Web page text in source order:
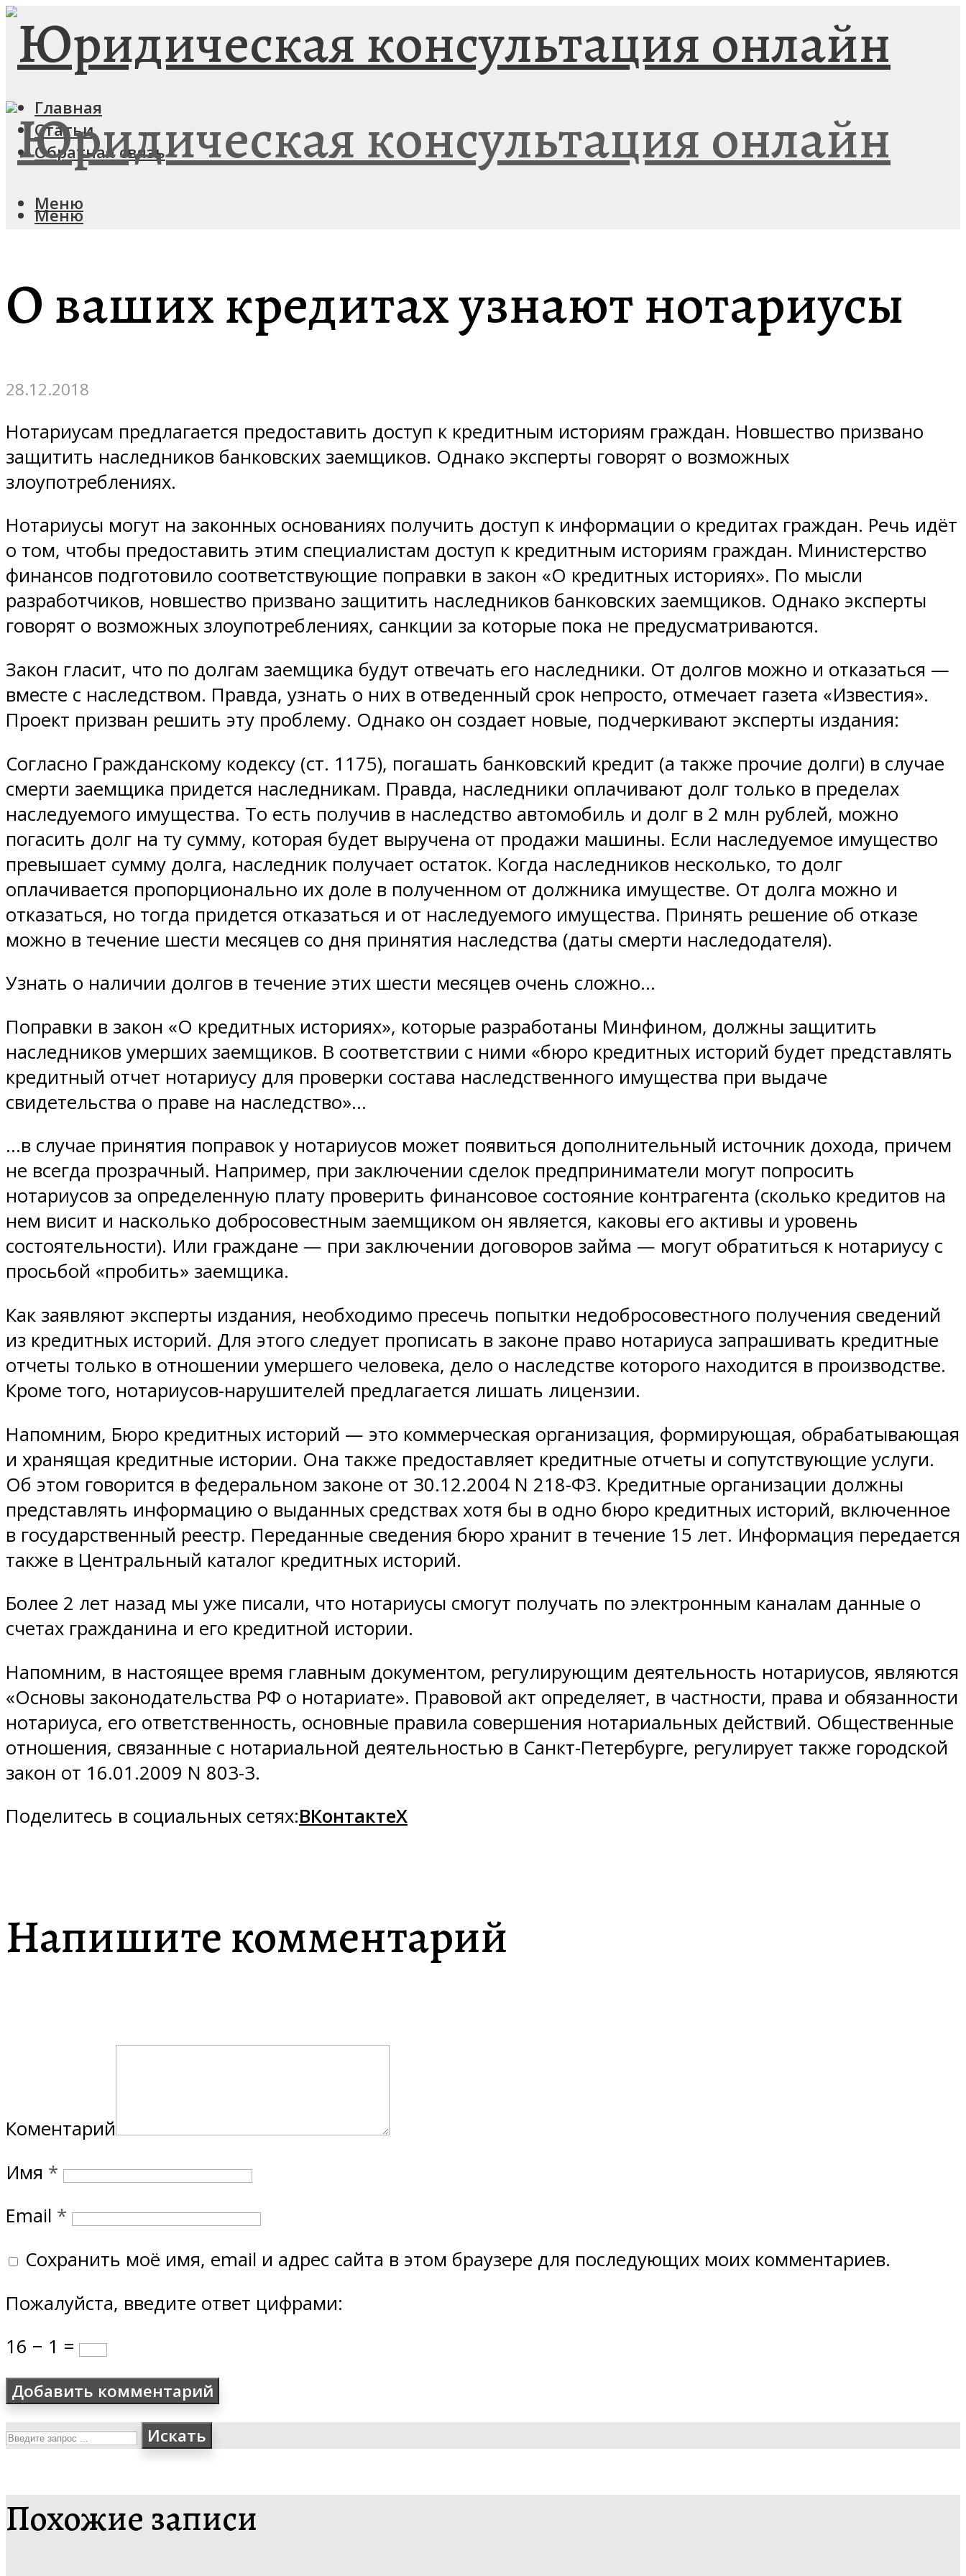
Главная
Статьи
Обратная связь
Меню
Меню
О ваших кредитах узнают нотариусы
28.12.2018
Нотариусам предлагается предоставить доступ к кредитным историям граждан. Новшество призвано
защитить наследников банковских заемщиков. Однако эксперты говорят о возможных
злоупотреблениях.
Нотариусы могут на законных основаниях получить доступ к информации о кредитах граждан. Речь идёт
о том, чтобы предоставить этим специалистам доступ к кредитным историям граждан. Министерство
финансов подготовило соответствующие поправки в закон «О кредитных историях». По мысли
разработчиков, новшество призвано защитить наследников банковских заемщиков. Однако эксперты
говорят о возможных злоупотреблениях, санкции за которые пока не предусматриваются.
Закон гласит, что по долгам заемщика будут отвечать его наследники. От долгов можно и отказаться —
вместе с наследством. Правда, узнать о них в отведенный срок непросто, отмечает газета «Известия».
Проект призван решить эту проблему. Однако он создает новые, подчеркивают эксперты издания:
Согласно Гражданскому кодексу (ст. 1175), погашать банковский кредит (а также прочие долги) в случае
смерти заемщика придется наследникам. Правда, наследники оплачивают долг только в пределах
наследуемого имущества. То есть получив в наследство автомобиль и долг в 2 млн рублей, можно
погасить долг на ту сумму, которая будет выручена от продажи машины. Если наследуемое имущество
превышает сумму долга, наследник получает остаток. Когда наследников несколько, то долг
оплачивается пропорционально их доле в полученном от должника имуществе. От долга можно и
отказаться, но тогда придется отказаться и от наследуемого имущества. Принять решение об отказе
можно в течение шести месяцев со дня принятия наследства (даты смерти наследодателя).
Узнать о наличии долгов в течение этих шести месяцев очень сложно…
Поправки в закон «О кредитных историях», которые разработаны Минфином, должны защитить
наследников умерших заемщиков. В соответствии с ними «бюро кредитных историй будет представлять
кредитный отчет нотариусу для проверки состава наследственного имущества при выдаче
свидетельства о праве на наследство»…
…в случае принятия поправок у нотариусов может появиться дополнительный источник дохода, причем
не всегда прозрачный. Например, при заключении сделок предприниматели могут попросить
нотариусов за определенную плату проверить финансовое состояние контрагента (сколько кредитов на
нем висит и насколько добросовестным заемщиком он является, каковы его активы и уровень
состоятельности). Или граждане — при заключении договоров займа — могут обратиться к нотариусу с
просьбой «пробить» заемщика.
Как заявляют эксперты издания, необходимо пресечь попытки недобросовестного получения сведений
из кредитных историй. Для этого следует прописать в законе право нотариуса запрашивать кредитные
отчеты только в отношении умершего человека, дело о наследстве которого находится в производстве.
Кроме того, нотариусов-нарушителей предлагается лишать лицензии.
Напомним, Бюро кредитных историй — это коммерческая организация, формирующая, обрабатывающая
и хранящая кредитные истории. Она также предоставляет кредитные отчеты и сопутствующие услуги.
Об этом говорится в федеральном законе от 30.12.2004 N 218-ФЗ. Кредитные организации должны
представлять информацию о выданных средствах хотя бы в одно бюро кредитных историй, включенное
в государственный реестр. Переданные сведения бюро хранит в течение 15 лет. Информация передается
также в Центральный каталог кредитных историй.
Более 2 лет назад мы уже писали, что нотариусы смогут получать по электронным каналам данные о
счетах гражданина и его кредитной истории.
Напомним, в настоящее время главным документом, регулирующим деятельность нотариусов, являются
«Основы законодательства РФ о нотариате». Правовой акт определяет, в частности, права и обязанности
нотариуса, его ответственность, основные правила совершения нотариальных действий. Общественные
отношения, связанные с нотариальной деятельностью в Санкт-Петербурге, регулирует также городской
закон от 16.01.2009 N 803-3.
Поделитесь в социальных сетях:ВКонтактеX
Напишите комментарий
Коментарий
Имя *
Email *
Сохранить моё имя, email и адрес сайта в этом браузере для последующих моих комментариев.
Пожалуйста, введите ответ цифрами:
16 − 1 =
Искать
Похожие записи